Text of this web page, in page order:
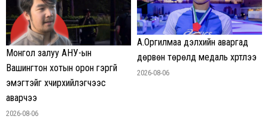
Монгол залуу АНУ-ын
Вашингтон хотын орон гэргүй
эмэгтэйг хүчирхийлэгчээс
аварчээ
2026-08-06
А.Оргилмаа дэлхийн аваргад
дөрвөн төрөлд медаль хүртлээ
2026-08-06